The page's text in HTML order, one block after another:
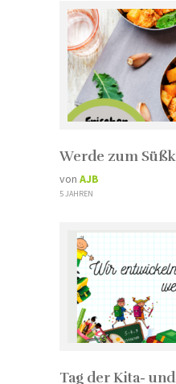
Werde zum
von AJB
5 JAHREN
Tag der Kita-